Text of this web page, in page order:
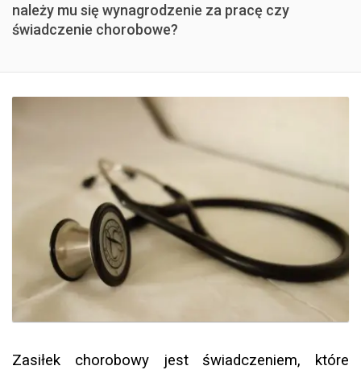
należy mu się wynagrodzenie za pracę czy
świadczenie chorobowe?
Zasiłek chorobowy jest świadczeniem, które